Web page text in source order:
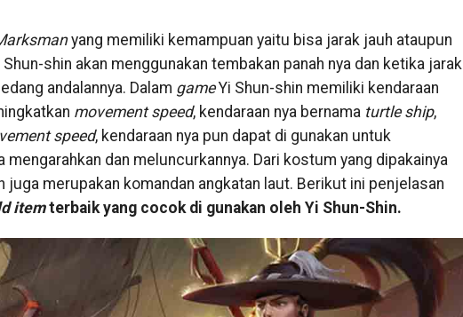
yang memiliki kemampuan yaitu bisa jarak jauh ataupun
shin akan menggunakan tembakan panah nya dan ketika jarak
andalannya. Dalam gameYi Shun-shin memiliki kendaraan
movement speed, kendaraan nya bernama turtle ship,
speed, kendaraan nya pun dapat di gunakan untuk
dan meluncurkannya. Dari kostum yang dipakainya
juga merupakan komandan angkatan laut. Berikut ini penjelasan
itemterbaik yang cocok di gunakan oleh Yi Shun-Shin.